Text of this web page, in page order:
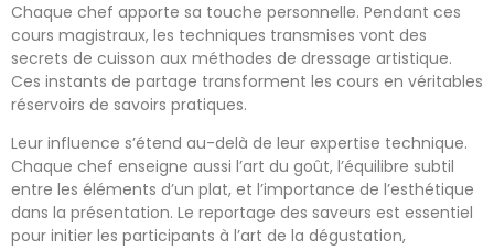
Chaque chef apporte sa touche personnelle. Pendant ces
cours magistraux, les techniques transmises vont des
secrets de cuisson aux méthodes de dressage artistique.
Ces instants de partage transforment les cours en véritables
réservoirs de savoirs pratiques.
Leur influence s’étend au-delà de leur expertise technique.
Chaque chef enseigne aussi l’art du goût, l’équilibre subtil
entre les éléments d’un plat, et l’importance de l’esthétique
dans la présentation. Le reportage des saveurs est essentiel
pour initier les participants à l’art de la dégustation,